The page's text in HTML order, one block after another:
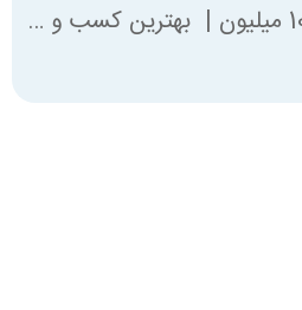
خط تولید با 100 میلیون | بهترین کسب و کار با صد میلیون